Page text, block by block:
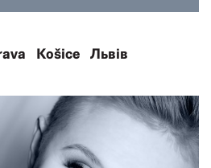
Košice Львів